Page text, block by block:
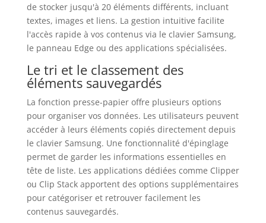
de stocker jusqu'à 20 éléments différents, incluant
textes, images et liens. La gestion intuitive facilite
l'accès rapide à vos contenus via le clavier Samsung,
le panneau Edge ou des applications spécialisées.
Le tri et le classement des
éléments sauvegardés
La fonction presse-papier offre plusieurs options
pour organiser vos données. Les utilisateurs peuvent
accéder à leurs éléments copiés directement depuis
le clavier Samsung. Une fonctionnalité d'épinglage
permet de garder les informations essentielles en
tête de liste. Les applications dédiées comme Clipper
ou Clip Stack apportent des options supplémentaires
pour catégoriser et retrouver facilement les
contenus sauvegardés.